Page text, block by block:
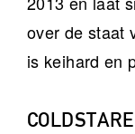
over de staat
is keihard en